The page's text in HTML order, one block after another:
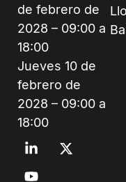
de febrero de
2028 – 09:00 a
18:00
Jueves 10 de
febrero de
2028 – 09:00 a
18:00